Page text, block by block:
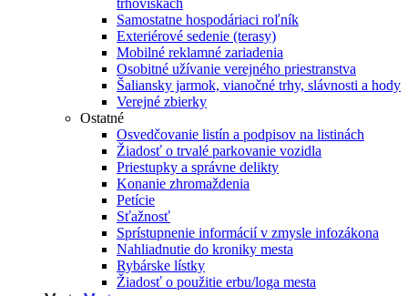
trhoviskách
Samostatne hospodáriaci roľník
Exteriérové sedenie (terasy)
Mobilné reklamné zariadenia
Osobitné užívanie verejného priestranstva
Šaliansky jarmok, vianočné trhy, slávnosti a hody
Verejné zbierky
Ostatné
Osvedčovanie listín a podpisov na listinách
Žiadosť o trvalé parkovanie vozidla
Priestupky a správne delikty
Konanie zhromaždenia
Petície
Sťažnosť
Sprístupnenie informácií v zmysle infozákona
Nahliadnutie do kroniky mesta
Rybárske lístky
Žiadosť o použitie erbu/loga mesta